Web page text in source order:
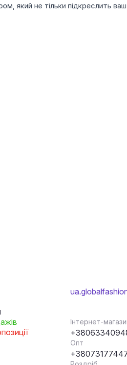
який не тільки підкреслить
Інтернет-
Опт